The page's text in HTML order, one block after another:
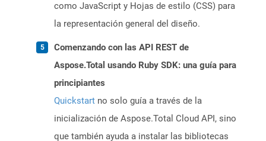
como JavaScript y Hojas de estilo (CSS) para
la representación general del diseño.
Comenzando con las API REST de
Aspose.Total usando Ruby SDK: una guía para
principiantes
Quickstart no solo guía a través de la
inicialización de Aspose.Total Cloud API, sino
que también ayuda a instalar las bibliotecas